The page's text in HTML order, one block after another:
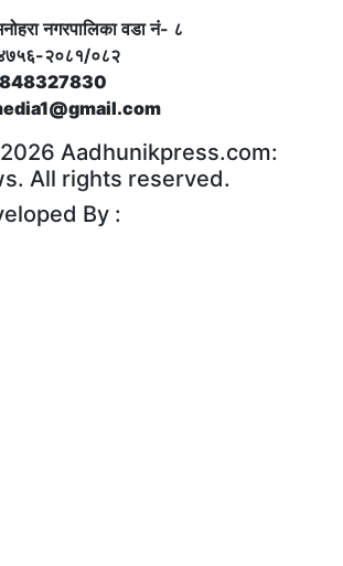
नगरपालिका वडा नं- ८
४७५६-२०८१/०८२
Aadhunikpress.com:
All rights reserved.
By :